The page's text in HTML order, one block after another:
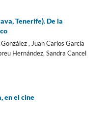
Tenerife). De la
, Juan Carlos García
Hernández, Sandra Cancel
en el cine